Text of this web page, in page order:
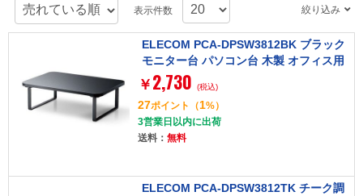
表示件数 絞り込み
ELECOM PCA-DPSW3812BK ブラック
モニター台 パソコン台 木製 オフィス用
品 キーボード収納(29.5cmまで) 簡単組
立 工具不要 省スペース 寸法[幅38×奥26
×高12cm]
￥ 2,730 (税込)
27ポイント （1%）
3営業日以内に出荷
送料： 無料
ELECOM PCA-DPSW3812TK チーク調